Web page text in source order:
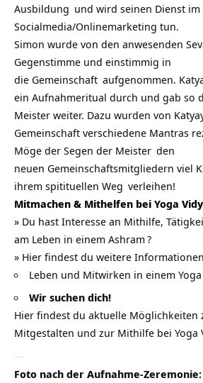
Ausbildung und wird seinen Dienst im
Socialmedia/Onlinemarketing tun.
Simon wurde von den anwesenden
Gegenstimme und einstimmig in
die Gemeinschaft aufgenommen.
ein Aufnahmeritual durch und gab so
Meister weiter. Dazu wurden von
Gemeinschaft verschiedene Mantras
Möge der Segen der Meister den
neuen Gemeinschaftsmitgliedern viel
ihrem spitituellen Weg verleihen!
Mitmachen & Mithelfen bei Yoga
» Du hast Interesse an Mithilfe,
am Leben in einem Ashram ?
» Hier findest du weitere
Leben und Mitwirken in einem
Wir suchen dich!
Hier findest du aktuelle Möglichkeiten
Mitgestalten und zur Mithilfe bei Yoga
—
Foto nach der Aufnahme-Zeremonie: